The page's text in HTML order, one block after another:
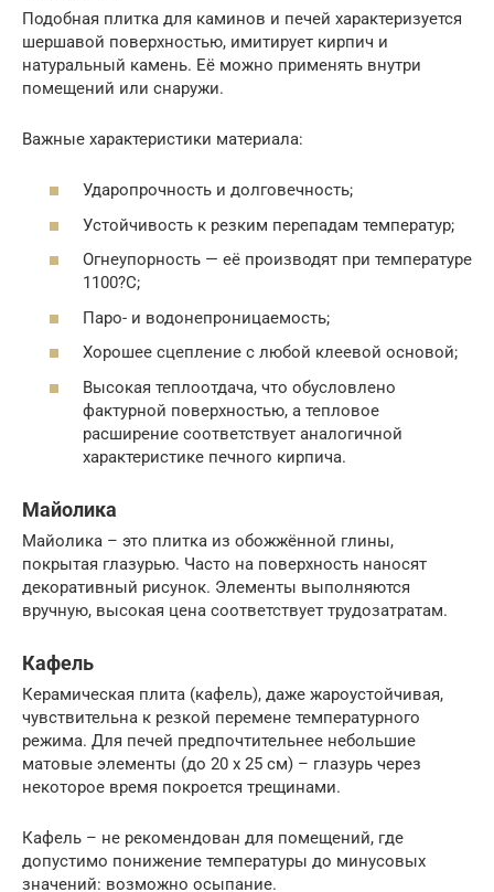
Подобная плитка для каминов и печей характеризуется
шершавой поверхностью, имитирует кирпич и
натуральный камень. Её можно применять внутри
помещений или снаружи.
Важные характеристики материала:
Ударопрочность и долговечность;
Устойчивость к резким перепадам температур;
Огнеупорность — её производят при температуре
1100?С;
Паро- и водонепроницаемость;
Хорошее сцепление с любой клеевой основой;
Высокая теплоотдача, что обусловлено
фактурной поверхностью, а тепловое
расширение соответствует аналогичной
характеристике печного кирпича.
Майолика
Майолика – это плитка из обожжённой глины,
покрытая глазурью. Часто на поверхность наносят
декоративный рисунок. Элементы выполняются
вручную, высокая цена соответствует трудозатратам.
Кафель
Керамическая плита (кафель), даже жароустойчивая,
чувствительна к резкой перемене температурного
режима. Для печей предпочтительнее небольшие
матовые элементы (до 20 х 25 см) – глазурь через
некоторое время покроется трещинами.
Кафель – не рекомендован для помещений, где
допустимо понижение температуры до минусовых
значений: возможно осыпание.